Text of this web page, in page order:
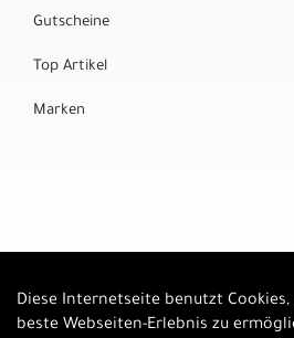
Gutscheine
Top Artikel
Marken
Diese Internetseite benutzt Cookies,
beste Webseiten-Erlebnis zu